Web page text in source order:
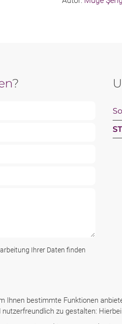
Ihnen bestimmte Funktionen
zu gestalten:
?
Ihrer Daten finden